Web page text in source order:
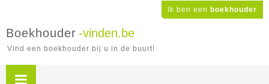
Ik ben een boekhouder
Boekhouder -vinden.be
Vind een boekhouder bij u in de buurt!